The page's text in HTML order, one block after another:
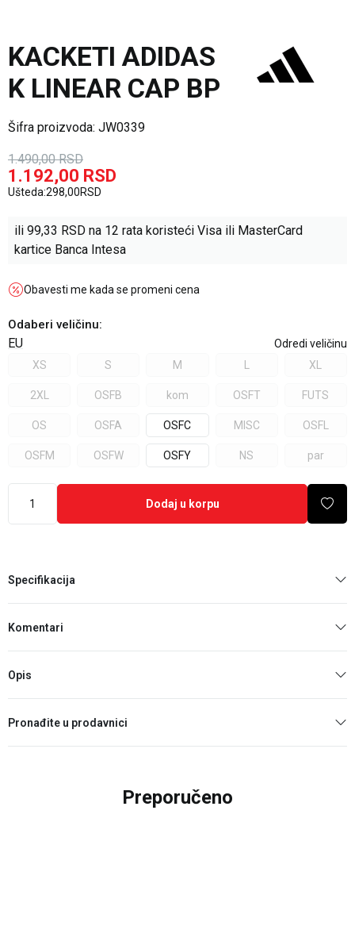
KACKETI ADIDAS
K LINEAR CAP BP
Šifra proizvoda: JW0339
1.490,00 RSD
1.192,00 RSD
Ušteda:298,00RSD
ili 99,33 RSD na 12 rata koristeći Visa ili MasterCard
kartice Banca Intesa
Obavesti me kada se promeni cena
Odaberi veličinu:
EU
Odredi veličinu
XS
S M XL
2XL OSFB kom OSFT FUTS
OS OSFA OSFC MISC OSFL
OSFM OSFW OSFY NS par
Dodaj u korpu
Specifikacija
Komentari
Opis
Pronađite u prodavnici
Preporučeno